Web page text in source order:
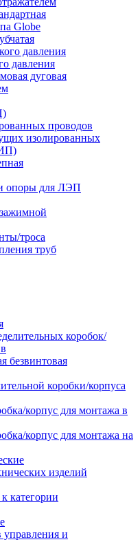
Globe
давления
давления
дуговая
проводов
изолированных
опоры для ЛЭП
троса
труб
коробок/
безвинтовая
коробки/корпуса
корпус для монтажа в
корпус для монтажа на
изделий
категории
управления и